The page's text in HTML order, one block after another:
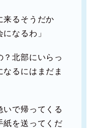
来るそうだか
なるわ」
？北部にいらっ
るにはまだま
いで帰ってくる
紙を送ってくだ